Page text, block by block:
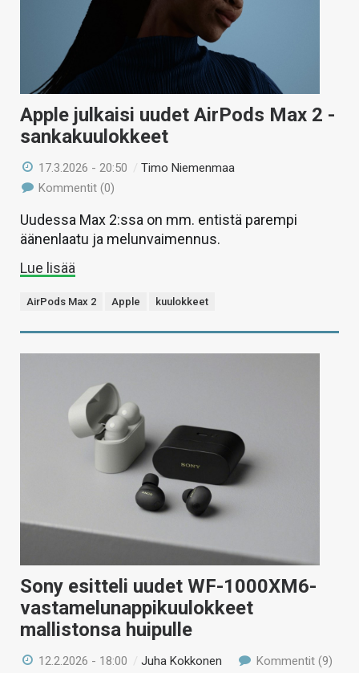
VAIHDA TEEMA
HAKU
Apple julkaisi uudet AirPods Max 2 -
sankakuulokkeet
17.3.2026 - 20:50 /Timo Niemenmaa
Kommentit (0)
Uudessa Max 2:ssa on mm. entistä parempi
äänenlaatu ja melunvaimennus.
Lue lisää
AirPods Max 2 Apple kuulokkeet
Sony esitteli uudet WF-1000XM6-
vastamelunappikuulokkeet
mallistonsa huipulle
12.2.2026 - 18:00 /Juha Kokkonen Kommentit (9)